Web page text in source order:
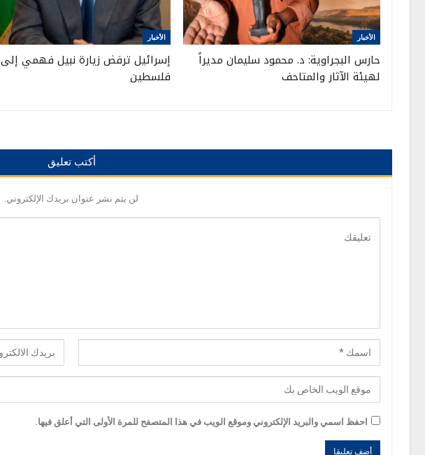
الأخبار
حارس البجراوية: د. محمود سليمان مديراً
لهيئة الآثار والمتاحف
الأخبار
إسرائيل ترفض زيارة نبيل فهمي إلى
فلسطين
أكتب تعليق
لن يتم نشر عنوان بريدك الإلكتروني.
احفظ اسمي والبريد الإلكتروني وموقع الويب في هذا المتصفح للمرة الأولى التي أعلق فيها.